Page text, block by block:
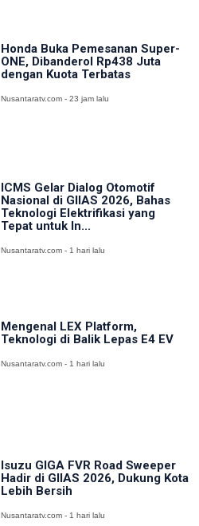
Honda Buka Pemesanan Super-
ONE, Dibanderol Rp438 Juta
dengan Kuota Terbatas
Nusantaratv.com - 23 jam lalu
ICMS Gelar Dialog Otomotif
Nasional di GIIAS 2026, Bahas
Teknologi Elektrifikasi yang
Tepat untuk In...
Nusantaratv.com - 1 hari lalu
Mengenal LEX Platform,
Teknologi di Balik Lepas E4 EV
Nusantaratv.com - 1 hari lalu
Isuzu GIGA FVR Road Sweeper
Hadir di GIIAS 2026, Dukung Kota
Lebih Bersih
Nusantaratv.com - 1 hari lalu